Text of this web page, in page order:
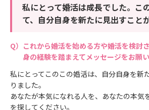
私にとって婚活は成長でした。こ
て、自分自身を新たに見出すこと
これから婚活を始める方や婚活を検討
身の経験を踏まえてメッセージをお願い
私にとってこのこの婚活は、自分自身を新
りました。
あなたが本気になれる人を、あなたの本気
を探してください。